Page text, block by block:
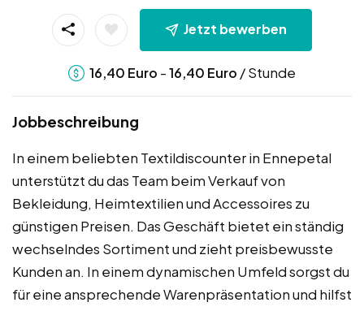
Jetzt bewerben
16,40 Euro -16,40 Euro / Stunde
Jobbeschreibung
In einem beliebten Textildiscounter in Ennepetal
unterstützt du das Team beim Verkauf von
Bekleidung, Heimtextilien und Accessoires zu
günstigen Preisen. Das Geschäft bietet ein ständig
wechselndes Sortiment und zieht preisbewusste
Kunden an. In einem dynamischen Umfeld sorgst du
für eine ansprechende Warenpräsentation und hilfst